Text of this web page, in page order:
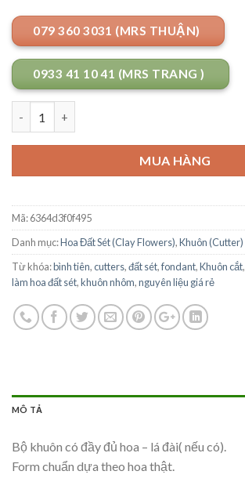
079 360 3031 (MRS THUẬN)
0933 41 10 41 (MRS TRANG )
MUA HÀNG
Mã:6364d3f0f495
Danh mục:Hoa Đất Sét (Clay Flowers),Khuôn (Cutter)
Từ khóa:bình tiên,cutters,đất sét,fondant,Khuôn cắt,
làm hoa đất sét,khuôn nhôm,nguyên liệu giá rẻ
MÔ TẢ
Bộ khuôn có đầy đủ hoa – lá đài( nếu có).
Form chuẩn dựa theo hoa thật.